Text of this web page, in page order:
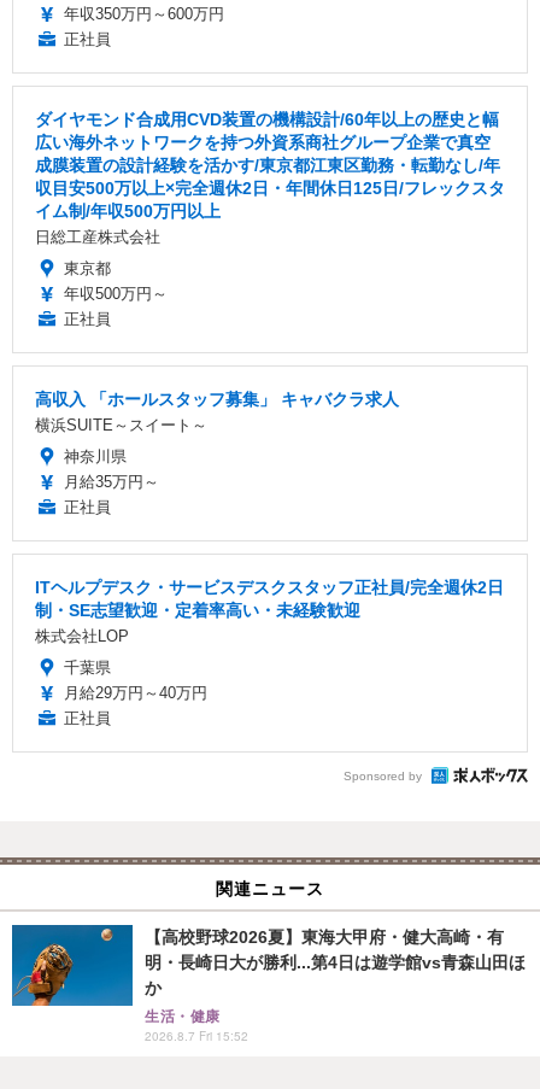
年収350万円～600万円
正社員
ダイヤモンド合成用CVD装置の機構設計/60年以上の歴史と幅
広い海外ネットワークを持つ外資系商社グループ企業で真空
成膜装置の設計経験を活かす/東京都江東区勤務・転勤なし/年
収目安500万以上×完全週休2日・年間休日125日/フレックスタ
イム制/年収500万円以上
日総工産株式会社
東京都
年収500万円～
正社員
高収入 「ホールスタッフ募集」 キャバクラ求人
横浜SUITE～スイート～
神奈川県
月給35万円～
正社員
ITヘルプデスク・サービスデスクスタッフ正社員/完全週休2日
制・SE志望歓迎・定着率高い・未経験歓迎
株式会社LOP
千葉県
月給29万円～40万円
正社員
Sponsored by
関連ニュース
【高校野球2026夏】東海大甲府・健大高崎・有
明・長崎日大が勝利...第4日は遊学館vs青森山田ほ
か
生活・健康
2026.8.7 Fri 15:52